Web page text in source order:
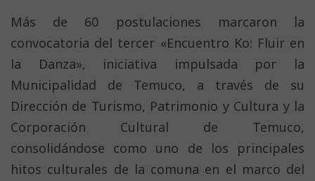
Más de 60 postulaciones marcaron la
convocatoria del tercer «Encuentro Ko: Fluir en
la Danza», iniciativa impulsada por la
Municipalidad de Temuco, a través de su
Dirección de Turismo, Patrimonio y Cultura y la
Corporación Cultural de Temuco,
consolidándose como uno de los principales
hitos culturales de la comuna en el marco del